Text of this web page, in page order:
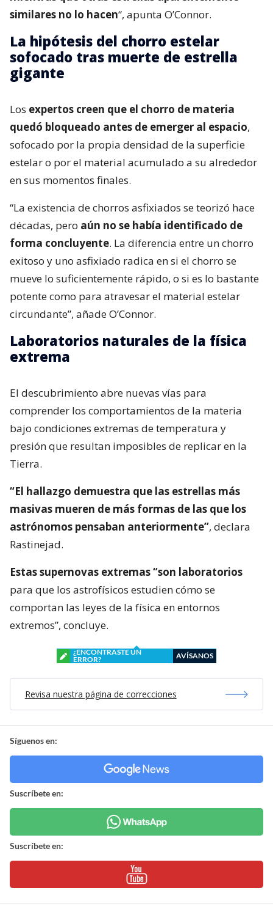
similares no lo hacen“, apunta O’Connor.
La hipótesis del chorro estelar
sofocado tras muerte de estrella
gigante
Los expertos creen que el chorro de materia
quedó bloqueado antes de emerger al espacio,
sofocado por la propia densidad de la superficie
estelar o por el material acumulado a su alrededor
en sus momentos finales.
“La existencia de chorros asfixiados se teorizó hace
décadas, pero aún no se había identificado de
forma concluyente. La diferencia entre un chorro
exitoso y uno asfixiado radica en si el chorro se
mueve lo suficientemente rápido, o si es lo bastante
potente como para atravesar el material estelar
circundante”, añade O’Connor.
Laboratorios naturales de la física
extrema
El descubrimiento abre nuevas vías para
comprender los comportamientos de la materia
bajo condiciones extremas de temperatura y
presión que resultan imposibles de replicar en la
Tierra.
“El hallazgo demuestra que las estrellas más
masivas mueren de más formas de las que los
astrónomos pensaban anteriormente”, declara
Rastinejad.
Estas supernovas extremas “son laboratorios
para que los astrofísicos estudien cómo se
comportan las leyes de la física en entornos
extremos”, concluye.
¿ENCONTRASTE UN
ERROR?
AVÍSANOS
Revisa nuestra página de correcciones
Síguenos en:
Suscríbete en:
Suscríbete en: